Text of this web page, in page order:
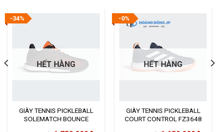
-34%
HẾT HÀNG
GIÀY TENNIS PICKLEBALL
SOLEMATCH BOUNCE
-0%
HẾT HÀNG
GIÀY TENNIS PICKLEBALL
COURT CONTROL FZ3648